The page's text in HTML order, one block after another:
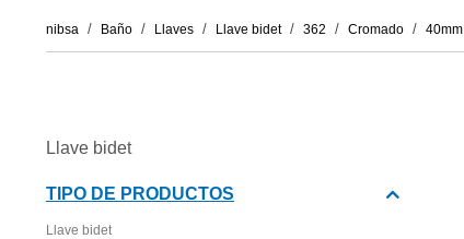
nibsa Baño Llaves Llave bidet 362 Cromado 40mm
Llave bidet
TIPO DE PRODUCTOS
Llave bidet